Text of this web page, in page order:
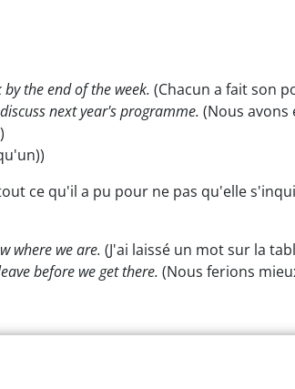
the end of the week. (Chacun a fait son
next year's programme. (Nous
ce qu'il a pu pour ne pas qu'elle
where we are. (J'ai laissé un mot sur la
before we get there. (Nous ferions